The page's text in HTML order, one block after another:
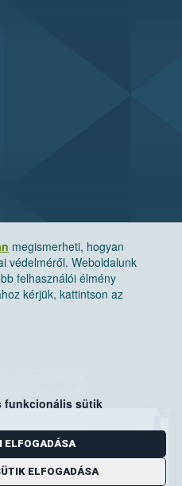
megismerheti, hogyan
védelméről. Weboldalunk
felhasználói élmény
kérjük, kattintson az
funkcionális sütik
ELFOGADÁSA
ELFOGADÁSA
biztonsági Hivatal
Budapest. Pf. 30.
80/263-244
1/ 336-9000